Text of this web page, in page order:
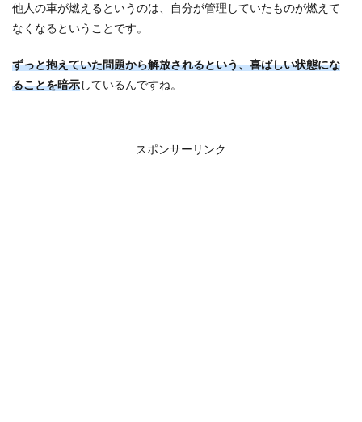
他人の車が燃えるというのは、自分が管理していたものが燃えて
なくなるということです。
ずっと抱えていた問題から解放されるという、喜ばしい状態にな
ることを暗示しているんですね。
スポンサーリンク